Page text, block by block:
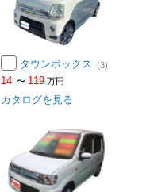
タウンボックス (3)
14 〜 119 万円
カタログを見る